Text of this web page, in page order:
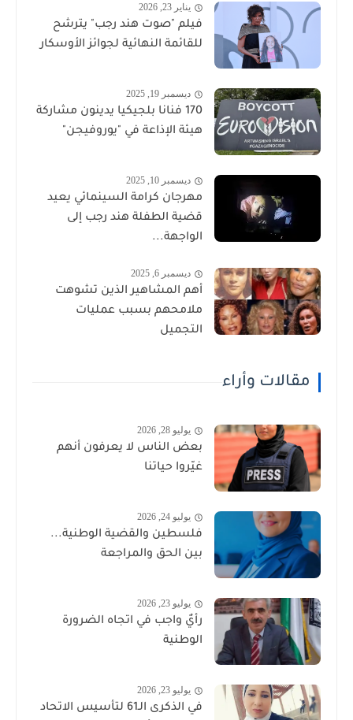
يناير 23, 2026
فيلم "صوت هند رجب" يترشح
للقائمة النهائية لجوائز الأوسكار
ديسمبر 19, 2025
170 فنانا بلجيكيا يدينون مشاركة
هيئة الإذاعة في "يوروفيجن"
ديسمبر 10, 2025
مهرجان كرامة السينمائي يعيد
قضية الطفلة هند رجب إلى
الواجهة...
ديسمبر 6, 2025
أهم المشاهير الذين تشوهت
ملامحهم بسبب عمليات
التجميل
مقالات وأراء
يوليو 28, 2026
بعض الناس لا يعرفون أنهم
غيّروا حياتنا
يوليو 24, 2026
فلسطين والقضية الوطنية...
بين الحق والمراجعة
يوليو 23, 2026
رأيٌ واجب في اتجاه الضرورة
الوطنية
يوليو 23, 2026
في الذكرى الـ61 لتأسيس الاتحاد